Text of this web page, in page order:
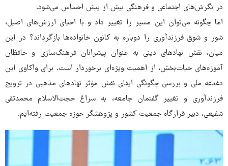
در نگرش‌های اجتماعی و فرهنگی بیش از پیش احساس می‌شود.
اما چگونه می‌توان این مسیر را تغییر داد و با احیای ارزش‌های اصیل،
شور و شوق فرزندآوری را دوباره به کانون خانواده‌ها بازگرداند؟ در این
میان، نقش نهادهای دینی به عنوان پیشرانان فرهنگ‌سازی و حافظان
آموزه‌های حیات‌بخش، از اهمیت ویژه‌ای برخوردار است. برای واکاوی این
دغدغه ملی و بررسی چگونگی ایفای نقش مؤثر نهادهای مذهبی در ترویج
فرزندآوری و تغییر گفتمان جامعه، به سراغ حجت‌الاسلام محمدتقی
شفیعی، دبیر قرارگاه جمعیت کشور و پژوهشگر حوزه جمعیت رفته‌ایم.